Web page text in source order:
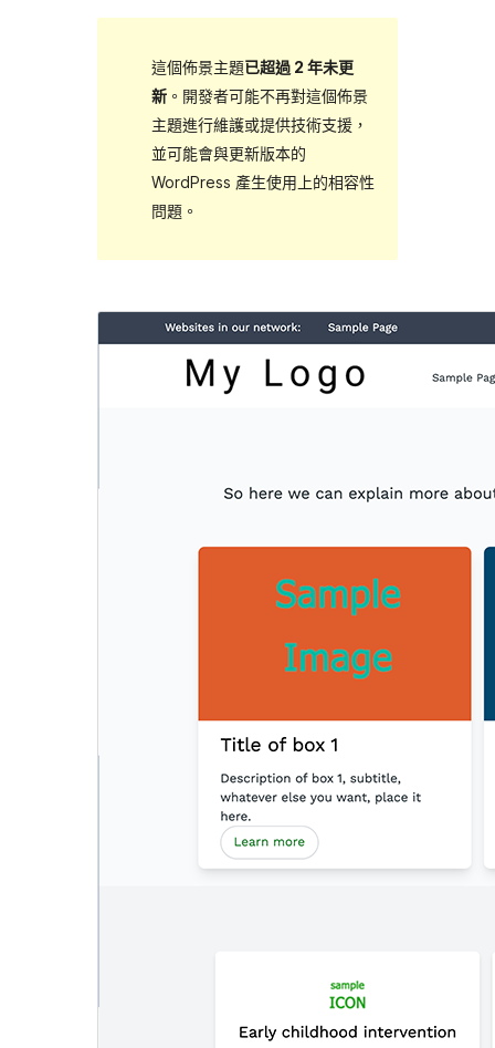
這個佈景主題已超過 2 年未更
新。開發者可能不再對這個佈景
主題進行維護或提供技術支援，
並可能會與更新版本的
WordPress 產生使用上的相容性
問題。